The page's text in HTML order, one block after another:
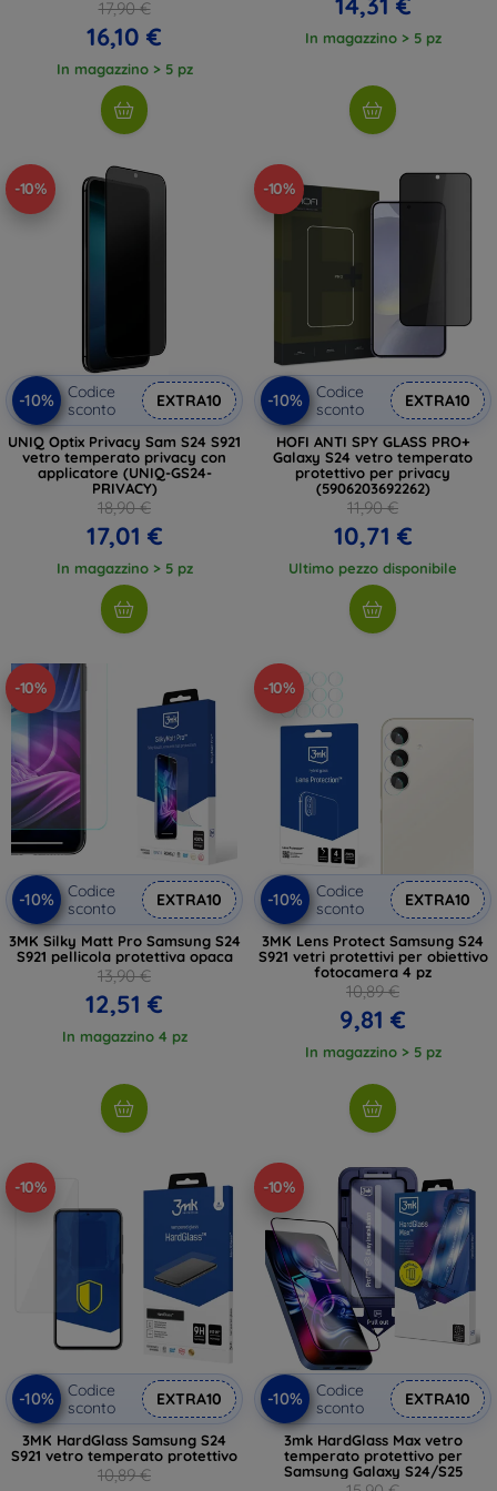
17,90 €
16,10 €
In magazzino > 5 pz
In magazzino > 5 pz
-10%
-10%
Codice
sconto
EXTRA10
UNIQ Optix Privacy Sam S24 S921
vetro temperato privacy con
applicatore (UNIQ-GS24-
PRIVACY)
18,90 €
17,01 €
In magazzino > 5 pz
-10%
-10%
Codice
sconto
EXTRA10
HOFI ANTI SPY GLASS PRO+
Galaxy S24 vetro temperato
protettivo per privacy
(5906203692262)
11,90 €
10,71 €
Ultimo pezzo disponibile
-10%
-10%
Codice
sconto
EXTRA10
3MK Silky Matt Pro Samsung S24
S921 pellicola protettiva opaca
13,90 €
12,51 €
In magazzino 4 pz
-10%
-10%
Codice
sconto
EXTRA10
3MK Lens Protect Samsung S24
S921 vetri protettivi per obiettivo
fotocamera 4 pz
10,89 €
9,81 €
In magazzino > 5 pz
-10%
-10%
Codice
sconto
EXTRA10
3MK HardGlass Samsung S24
S921 vetro temperato protettivo
10,89 €
-10%
-10%
Codice
sconto
EXTRA10
3mk HardGlass Max vetro
temperato protettivo per
Samsung Galaxy S24/S25